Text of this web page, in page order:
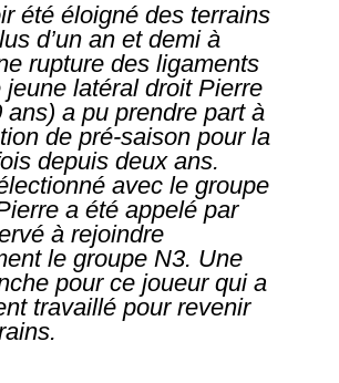
été éloigné des terrains
d’un an et demi à
rupture des ligaments
jeune latéral droit Pierre
ans) a pu prendre part à
de pré-saison pour la
depuis deux ans.
avec le groupe
a été appelé par
à rejoindre
le groupe N3. Une
pour ce joueur qui a
travaillé pour revenir